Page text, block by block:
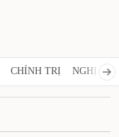
CHÍNH TRỊ NGHỊ